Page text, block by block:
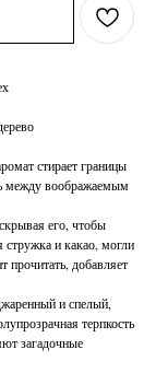
стирает границы
между воображаемым
его, чтобы
и какао, могли
прочитать, добавляет
и спелый,
терпкость
загадочные